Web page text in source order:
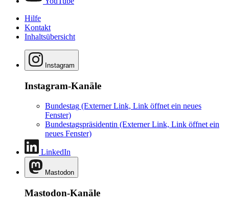
Hilfe
Kontakt
Inhaltsübersicht
Instagram
Instagram-Kanäle
Bundestag (Externer Link, Link öffnet ein neues
Fenster)
Bundestagspräsidentin (Externer Link, Link öffnet ein
neues Fenster)
LinkedIn
Mastodon
Mastodon-Kanäle